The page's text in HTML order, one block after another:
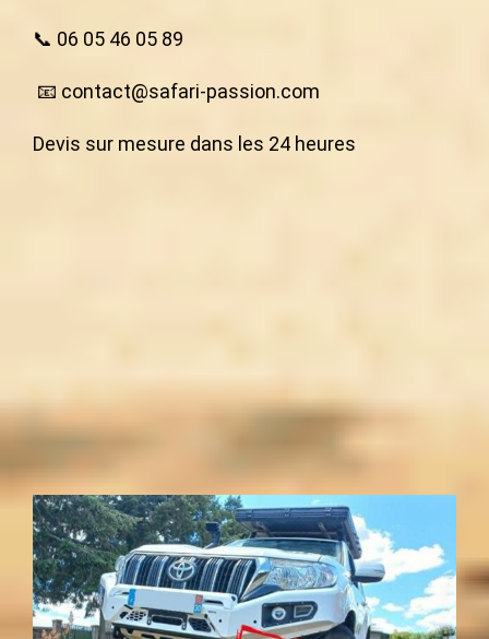
📞 06 05 46 05 89
📧 contact@safari-passion.com
Devis sur mesure dans les 24 heures